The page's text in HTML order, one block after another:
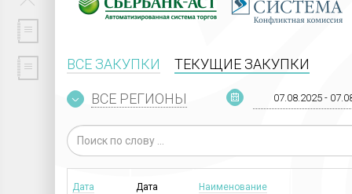
ВСЕ ЗАКУПКИ ТЕКУЩИЕ ЗАКУПКИ
ВСЕ РЕГИОНЫ
Дата
Дата
Наименование